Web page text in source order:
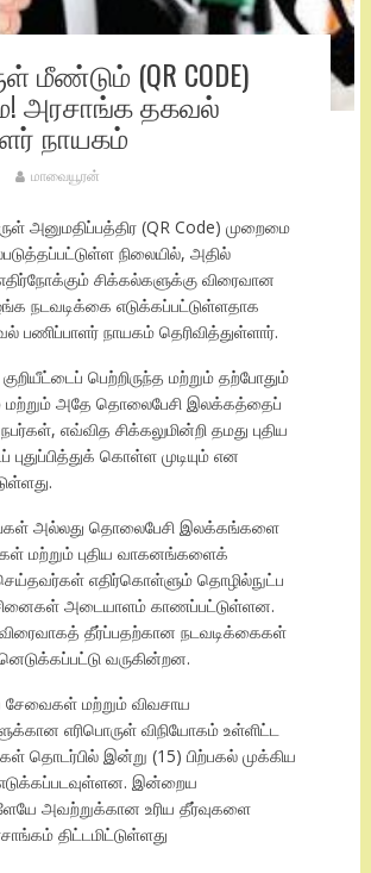
மீண்டும் (QR CODE)
அரசாங்க தகவல்
நாயகம்
மாவையூரன்
அனுமதிப்பத்திர (QR Code) முறைமை
நிலையில், அதில்
சிக்கல்களுக்கு விரைவான
நடவடிக்கை எடுக்கப்பட்டுள்ளதாக
பணிப்பாளர் நாயகம் தெரிவித்துள்ளார்.
பெற்றிருந்த மற்றும் தற்போதும்
அதே தொலைபேசி இலக்கத்தைப்
எவ்வித சிக்கலுமின்றி தமது புதிய
புதுப்பித்துக் கொள்ள முடியும் என
அல்லது தொலைபேசி இலக்கங்களை
மற்றும் புதிய வாகனங்களைக்
எதிர்கொள்ளும் தொழில்நுட்ப
அடையாளம் காணப்பட்டுள்ளன.
தீர்ப்பதற்கான நடவடிக்கைகள்
வருகின்றன.
சேவைகள் மற்றும் விவசாய
எரிபொருள் விநியோகம் உள்ளிட்ட
தொடர்பில் இன்று (15) பிற்பகல் முக்கிய
இன்றைய
அவற்றுக்கான உரிய தீர்வுகளை
திட்டமிட்டுள்ளது